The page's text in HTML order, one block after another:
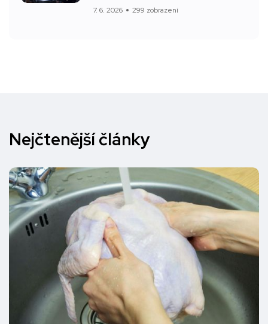
7. 6. 2026 299 zobrazení
Nejčtenější články